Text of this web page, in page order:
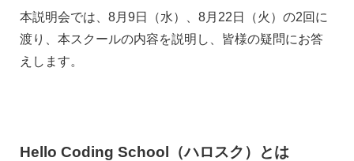
本説明会では、8月9日（水）、8月22日（火）の2回に
渡り、本スクールの内容を説明し、皆様の疑問にお答
えします。
Hello Coding School（ハロスク）とは